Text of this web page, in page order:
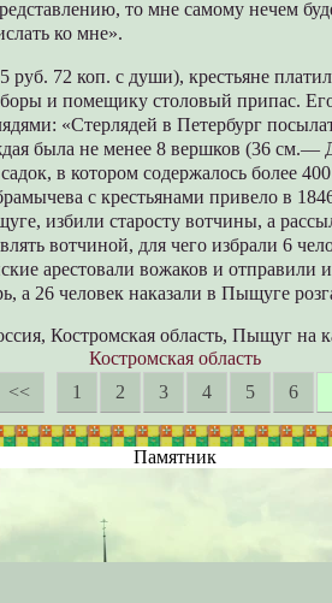
то мне самому нечем
ко мне».
72 коп. с души), крестьяне
и помещику столовый припас.
«Стерлядей в Петербург
была не менее 8 вершков (36 см.—
в котором содержалось более
с крестьянами привело в
избили старосту вотчины, а
вотчиной, для чего избрали 6
арестовали вожаков и отправили
а 26 человек наказали в Пыщуге
Костромская область, Пыщуг на
Костромская область
<<
1 2 3 4 5 6
Памятник